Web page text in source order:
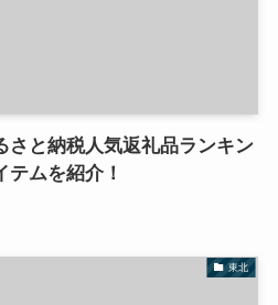
さと納税人気返礼品ランキン
ムを紹介！
東北